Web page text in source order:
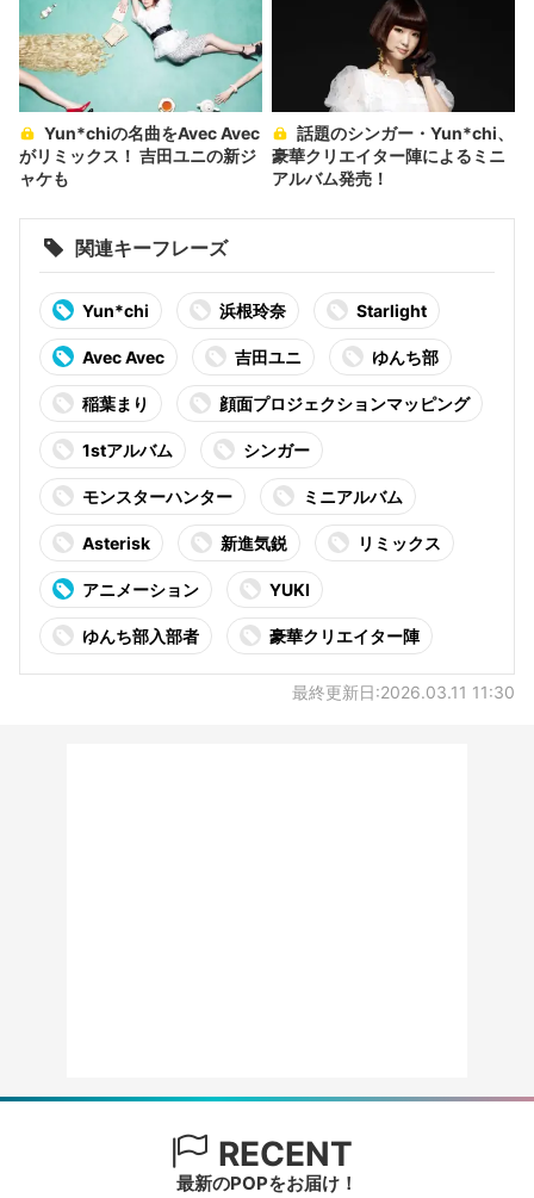
がリミックス！ 吉田ユニの新ジ
ャケも
豪華クリエイター陣によるミニ
アルバム発売！
関連キーフレーズ
Yun*chi 浜根玲奈 Starlight
Avec Avec 吉田ユニ ゆんち部
稲葉まり 顔面プロジェクションマッピング
1stアルバム シンガー
モンスターハンター ミニアルバム
Asterisk 新進気鋭 リミックス
アニメーション YUKI
ゆんち部入部者 豪華クリエイター陣
最終更新日:2026.03.11 11:30
RECENT
最新のPOPをお届け！